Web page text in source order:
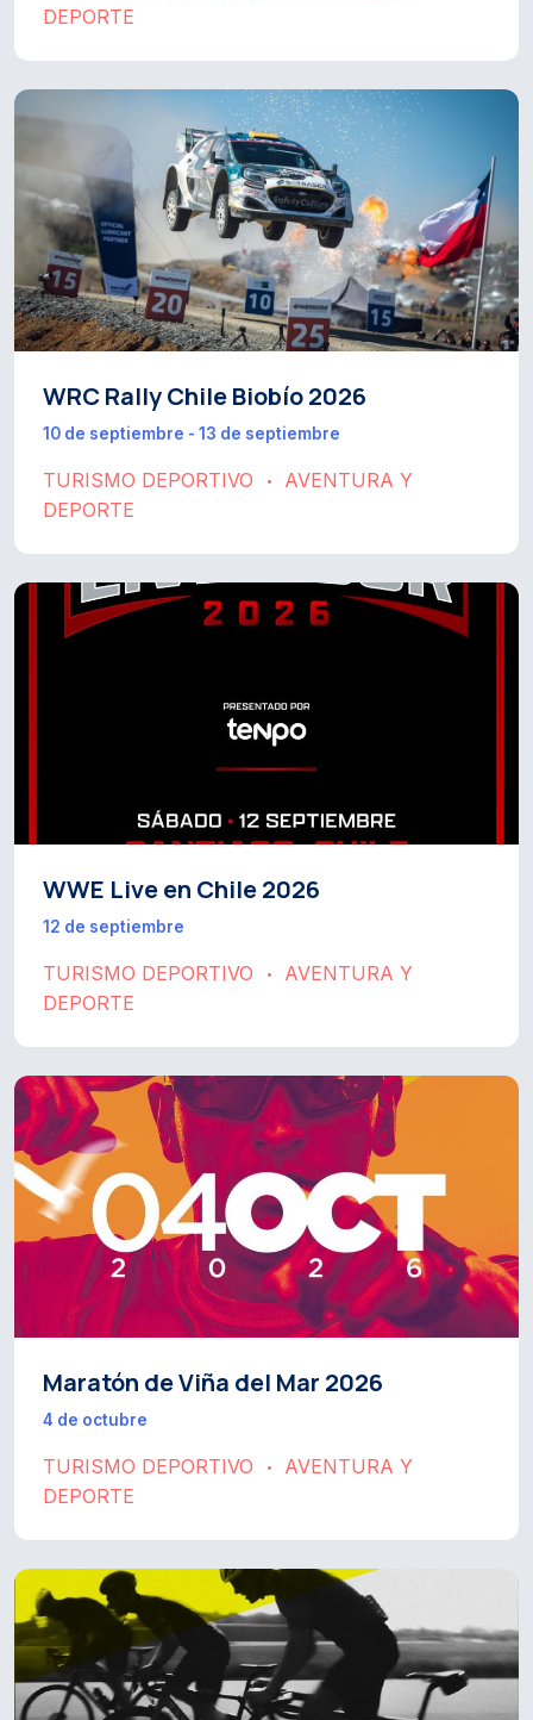
DEPORTE
WRC Rally Chile Biobío 2026
10 de septiembre - 13 de septiembre
TURISMO DEPORTIVO •
AVENTURA Y
DEPORTE
WWE Live en Chile 2026
12 de septiembre
TURISMO DEPORTIVO •
AVENTURA Y
DEPORTE
Maratón de Viña del Mar 2026
4 de octubre
TURISMO DEPORTIVO •
AVENTURA Y
DEPORTE